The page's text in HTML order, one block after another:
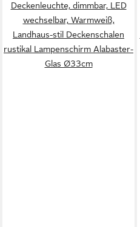
Deckenleuchte, dimmbar, LED
wechselbar, Warmweiß,
Landhaus-stil Deckenschalen
rustikal Lampenschirm Alabaster-
Glas Ø33cm